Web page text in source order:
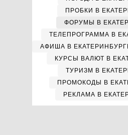
ПРОБКИ В
ФОРУМЫ В
ТЕЛЕПРОГРАММА В
АФИША В
КУРСЫ ВАЛЮТ В
ТУРИЗМ В
ПРОМОКОДЫ В
РЕКЛАМА В